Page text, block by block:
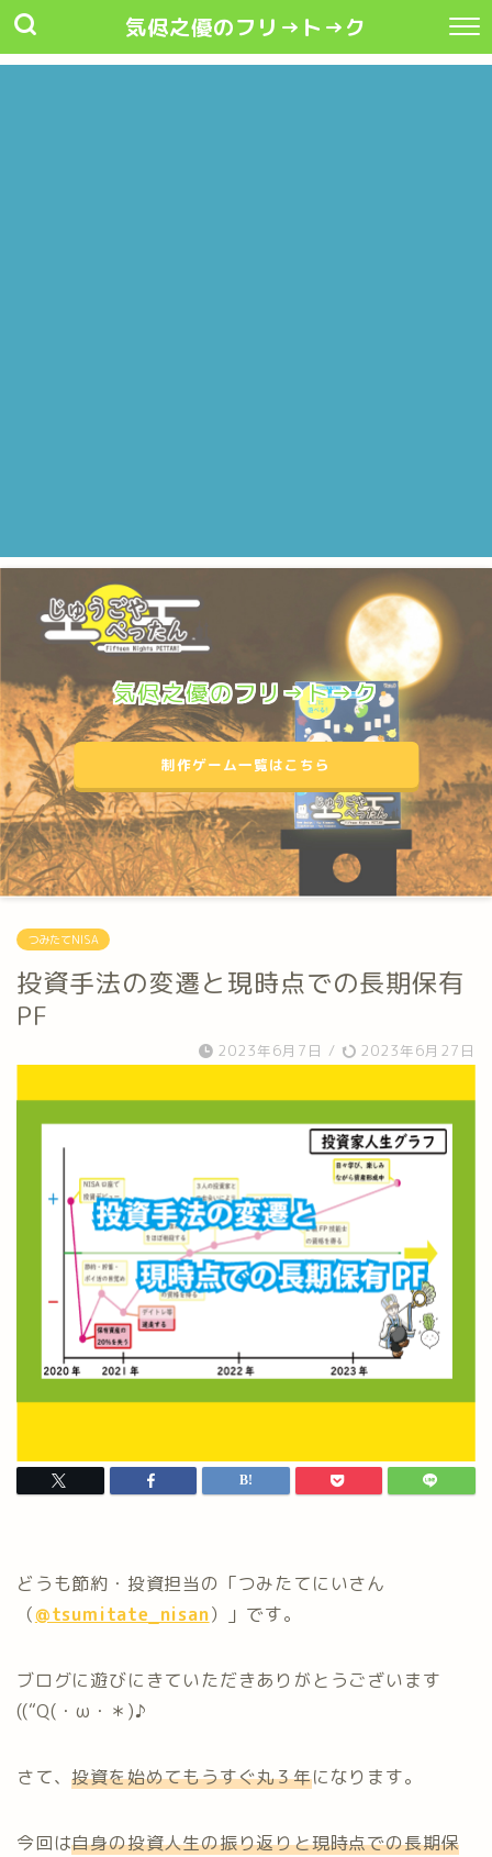
気侭之優のフリ→ト→ク
気侭之優のフリ→ト→ク
制作ゲーム一覧はこちら
つみたてNISA
投資手法の変遷と現時点での長期保有
PF
2023年6月7日 / 2023年6月27日
どうも節約・投資担当の「つみたてにいさん
（@tsumitate_nisan）」です。
ブログに遊びにきていただきありがとうございます
((“Q(・ω・＊)♪
さて、投資を始めてもうすぐ丸３年になります。
今回は自身の投資人生の振り返りと現時点での長期保